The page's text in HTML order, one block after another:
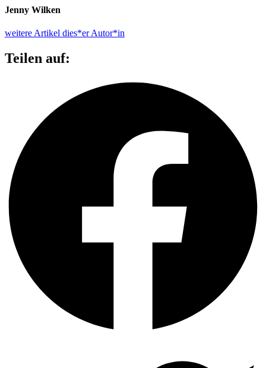
Jenny Wilken
weitere Artikel dies*er Autor*in
Teilen auf: